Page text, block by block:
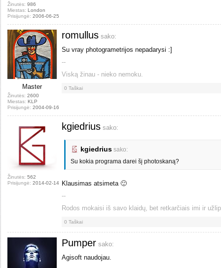
Žinutės: 986
Miestas: London
Prisijungė: 2006-06-25
Master
Žinutės: 2600
Miestas: KLP
Prisijungė: 2004-09-16
romullus sako:
Su vray photogrametrijos nepadarysi :]
--
Viską žinau - nieko nemoku.
0 Taškai
Žinutės: 562
Prisijungė: 2014-02-14
kgiedrius sako:
kgiedrius sako:
Su kokia programa darei šį photoskaną?
Klausimas atsimeta 🙂
--
Rodos mokaisi iš savo klaidų, bet retkarčiais imi ir
0 Taškai
Pumper sako:
Agisoft naudojau.